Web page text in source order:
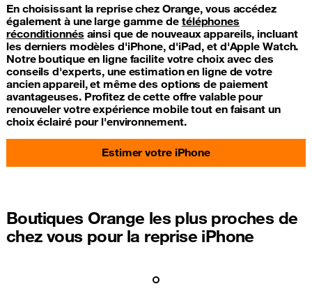
En choisissant la reprise chez Orange, vous accédez
également à une large gamme de téléphones
réconditionnés ainsi que de nouveaux appareils, incluant
les derniers modèles d'iPhone, d'iPad, et d'Apple Watch.
Notre boutique en ligne facilite votre choix avec des
conseils d'experts, une estimation en ligne de votre
ancien appareil, et même des options de paiement
avantageuses. Profitez de cette offre valable pour
renouveler votre expérience mobile tout en faisant un
choix éclairé pour l'environnement.
Estimer votre iPhone
Boutiques Orange les plus proches de
chez vous pour la reprise iPhone